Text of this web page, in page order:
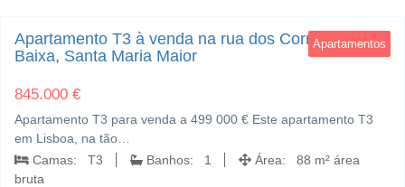
Apartamentos
Apartamento T3 à venda na rua dos Correeiros,
Baixa, Santa Maria Maior
845.000 €
Apartamento T3 para venda a 499 000 € Este apartamento T3
em Lisboa, na tão…
Camas: T3
Banhos: 1
Área: 88 m² área
bruta